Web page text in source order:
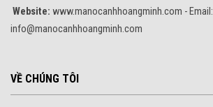
Website: www.manocanhhoangminh.com - Email:
info@manocanhhoangminh.com
VỀ CHÚNG TÔI